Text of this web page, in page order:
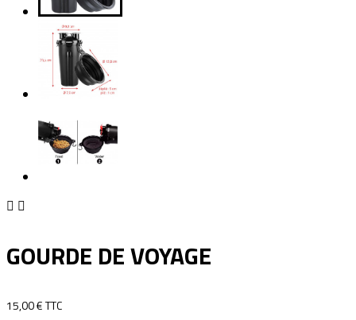
 
GOURDE DE VOYAGE
15,00 € TTC